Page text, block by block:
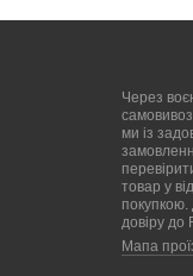
Через
ми із
товар у
покупкою.
довіру до
Мапа